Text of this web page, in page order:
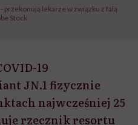
przekonują lekarze w związku z falą
Stock
19
JN.1 fizycznie
najwcześniej 25
rzecznik resortu